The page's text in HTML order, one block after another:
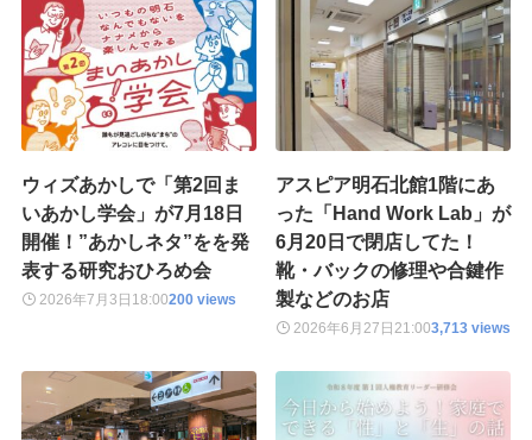
ウィズあかしで「第2回ま
いあかし学会」が7月18日
開催！”あかしネタ”をを発
表する研究おひろめ会
2026年7月3日 18:00200 views
アスピア明石北館1階にあ
った「Hand Work Lab」が
6月20日で閉店してた！
靴・バックの修理や合鍵作
製などのお店
2026年6月27日21:003,713 views